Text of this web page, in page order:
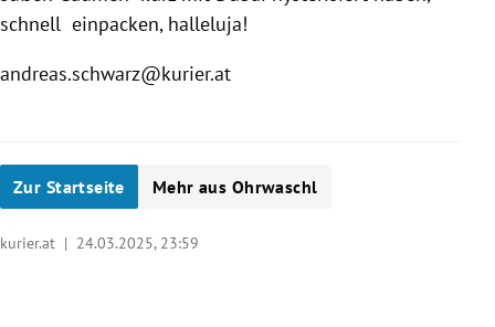
schnell einpacken, halleluja!
andreas.schwarz@kurier.at
Zur Startseite Mehr aus Ohrwaschl
kurier.at | 24.03.2025, 23:59